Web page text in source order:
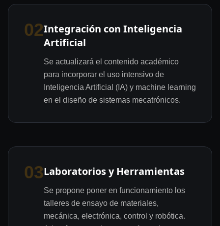
02Integración con Inteligencia
Artificial
Se actualizará el contenido académico
para incorporar el uso intensivo de
Inteligencia Artificial (IA) y machine learning
en el diseño de sistemas mecatrónicos.
03Laboratorios y Herramientas
Se propone poner en funcionamiento los
talleres de ensayo de materiales,
mecánica, electrónica, control y robótica.